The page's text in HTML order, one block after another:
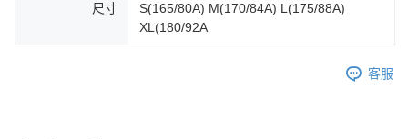
尺寸
S(165/80A) M(170/84A) L(175/88A)
XL(180/92A
客服